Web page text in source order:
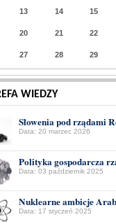
13 14 15
20 21 22
27 28 29
WIEDZY
Słowenia pod rządami
Data: 20 marzec 2026
Polityka gospodarcza
Data: 03 październik 2025
Nuklearne ambicje
Data: 17 styczeń 2025